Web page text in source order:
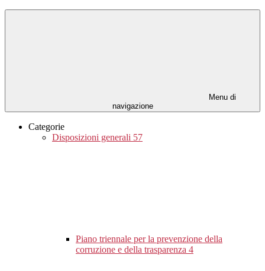
Menu di
navigazione
Categorie
Disposizioni generali 57
Piano triennale per la prevenzione della
corruzione e della trasparenza 4